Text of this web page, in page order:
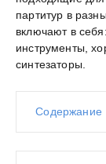
партитур в
включают в
инструменты,
синтезаторы.
Содержание